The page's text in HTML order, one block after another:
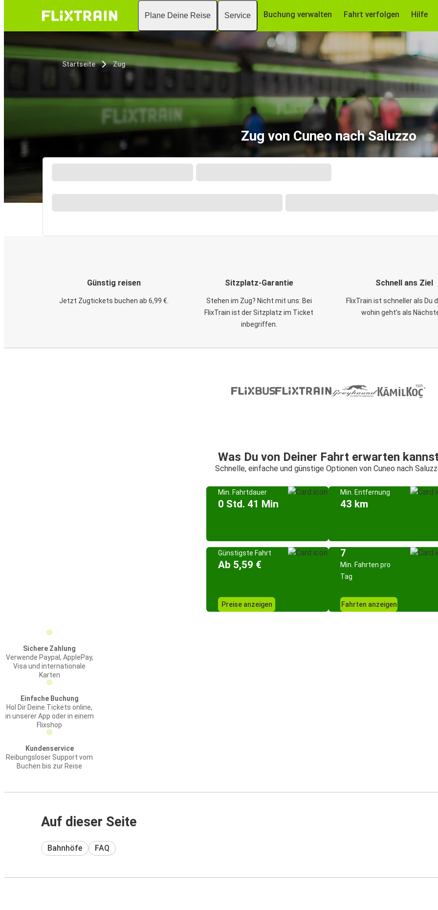
Plane Deine Reise Service Buchung verwalten Fahrt verfolgen Hilfe
Startseite Zug
Zug von Cuneo nach Saluzzo
Günstig reisen
Jetzt Zugtickets buchen ab 6,99 €.
Sitzplatz-Garantie
Stehen im Zug? Nicht mit uns: Bei
FlixTrain ist der Sitzplatz im Ticket
inbegriffen.
Schnell ans Ziel
FlixTrain ist schneller als Du
wohin geht’s als
Was Du von Deiner Fahrt erwarten
Schnelle, einfache und günstige Optionen von Cuneo nach
Min. Fahrtdauer
0 Std. 41 Min
Min. Entfernung
43 km
Günstigste Fahrt
Ab 5,59 €
Preise anzeigen
7
Min. Fahrten pro
Tag
Fahrten anzeigen
Sichere Zahlung
Verwende Paypal, ApplePay,
Visa und internationale
Karten
Einfache Buchung
Hol Dir Deine Tickets online,
in unserer App oder in einem
Flixshop
Kundenservice
Reibungsloser Support vom
Buchen bis zur Reise
Auf dieser Seite
Bahnhöfe FAQ